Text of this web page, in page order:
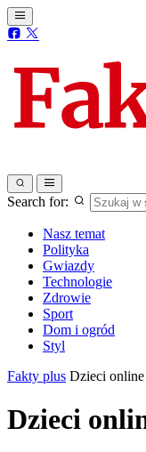
Search for:
Nasz temat
Polityka
Gwiazdy
Technologie
Zdrowie
Sport
Dom i ogród
Styl
Fakty plus Dzieci online
Dzieci